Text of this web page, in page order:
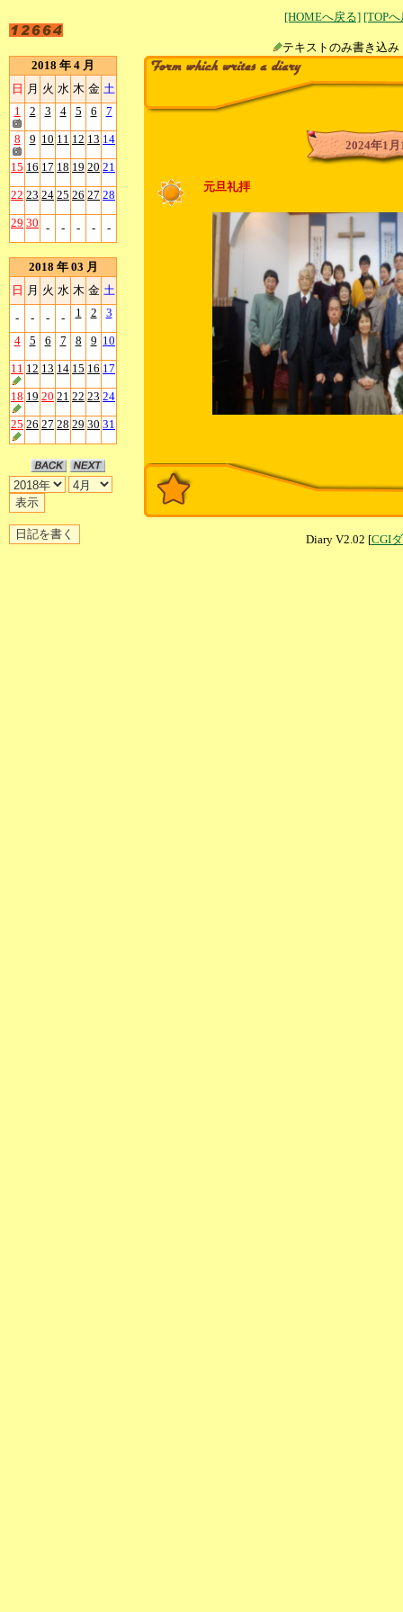
[HOMEへ戻る] [TOP
テキストのみ書
2018 年 4 月
日 月 火 水 木 金 土
1
2 3 4 5 6 7
8 9 10 11 12 13 14
15 16 17 18 19 20 21
22 23 24 25 26 27 28
29 30 - - - - -
2018 年 03 月
日 月 火 水 木 金 土
- - - - 1 2 3
4 5 6 7 8 9 10
11 12 13 14 15 16 17
18 19 20 21 22 23 24
25 26 27 28 29 30 31
2024年1月
元旦礼拝
Diary V2.02 [CGI